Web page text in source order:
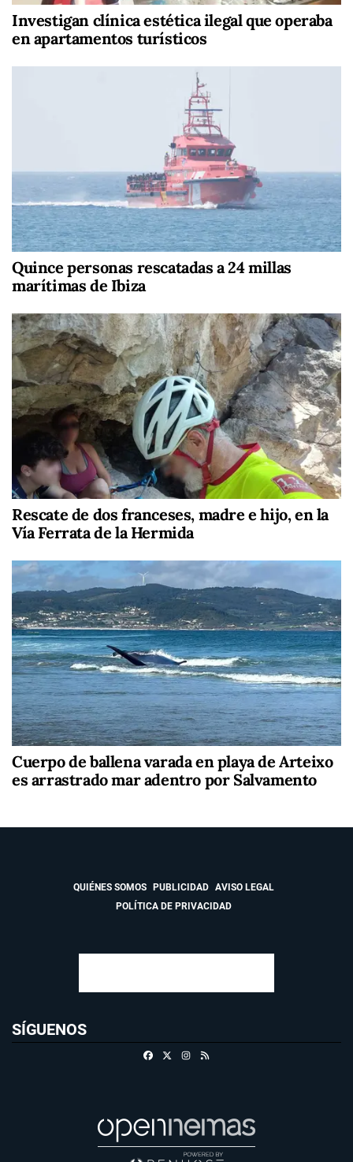
Investigan clínica estética ilegal que operaba
en apartamentos turísticos
Quince personas rescatadas a 24 millas
marítimas de Ibiza
Rescate de dos franceses, madre e hijo, en la
Vía Ferrata de la Hermida
Cuerpo de ballena varada en playa de Arteixo
es arrastrado mar adentro por Salvamento
QUIÉNES SOMOS PUBLICIDAD
AVISO LEGAL
POLÍTICA DE PRIVACIDAD
SÍGUENOS
FacebookInstagram